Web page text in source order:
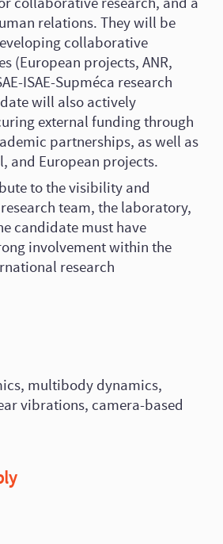
relations. They will be
collaborative
(European projects, ANR,
ISAE-Supméca research
will also actively
external funding through
partnerships, as well as
and European projects.
to the visibility and
team, the laboratory,
candidate must have
involvement within the
research
multibody dynamics,
vibrations, camera-based